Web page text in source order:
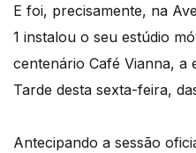
E foi, precisamente, na
1 instalou o seu estúdio
centenário Café Vianna, a
Tarde desta sexta-feira,
Antecipando a sessão